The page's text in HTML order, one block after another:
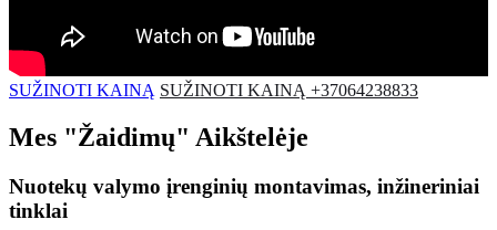
SUŽINOTI KAINĄ SUŽINOTI KAINĄ +37064238833
Mes "Žaidimų" Aikštelėje
Nuotekų valymo įrenginių montavimas, inžineriniai
tinklai